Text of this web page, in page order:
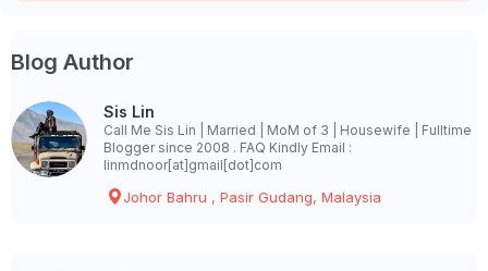
Blog Author
Sis Lin
Call Me Sis Lin | Married | MoM of 3 | Housewife | Fulltime
Blogger since 2008 . FAQ Kindly Email :
linmdnoor[at]gmail[dot]com
Johor Bahru , Pasir Gudang, Malaysia